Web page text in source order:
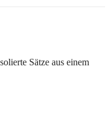
Sätze aus einem